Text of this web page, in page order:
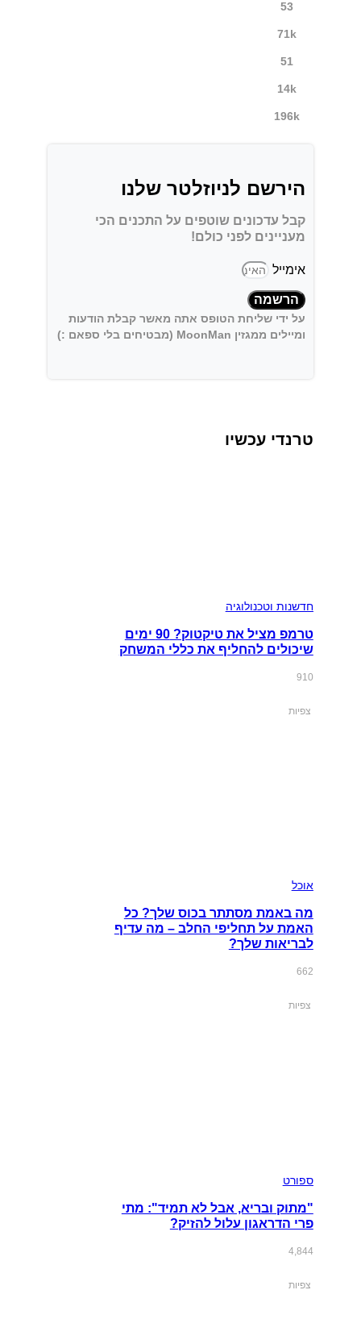
53
71k
51
14k
196k
הירשם לניוזלטר שלנו
קבל עדכונים שוטפים על התכנים הכי
מעניינים לפני כולם!
אימייל
הרשמה
על ידי שליחת הטופס אתה מאשר קבלת הודעות
ומיילים ממגזין MoonMan (מבטיחים בלי ספאם :)
טרנדי עכשיו
חדשנות וטכנולוגיה
טרמפ מציל את טיקטוק? 90 ימים
שיכולים להחליף את כללי המשחק
910
צפיות
אוכל
מה באמת מסתתר בכוס שלך? כל
האמת על תחליפי החלב – מה עדיף
לבריאות שלך?
662
צפיות
ספורט
"מתוק ובריא, אבל לא תמיד": מתי
פרי הדראגון עלול להזיק?
4,844
צפיות